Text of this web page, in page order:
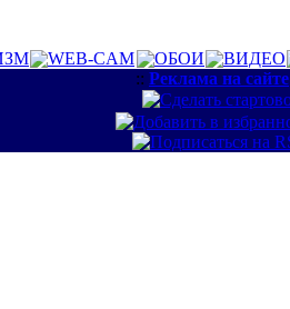
WEB-CAM ОБОИ ВИДЕО
:: Реклама на сайте